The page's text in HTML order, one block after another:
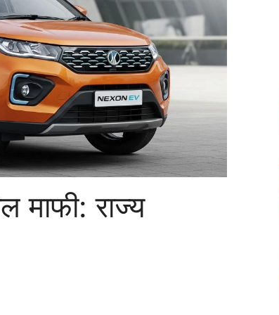
माफी: राज्य